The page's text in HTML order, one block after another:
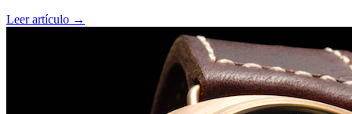
Leer artículo →